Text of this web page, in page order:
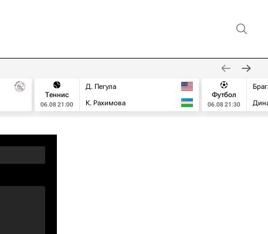
Теннис
06.08 21:00
Д. Пегула
К. Рахимова
Футбол
06.08 21:30